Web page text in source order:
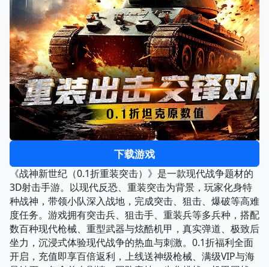
下载游戏
《战神新世纪（0.1折重装突击）》是一款现代战争题材的
3D射击手游。以现代反恐、重装突击为背景，玩家化身特
种战神，带领小队深入战地，完成突击、狙击、爆破等高难
度任务。游戏拥有突击兵、狙击手、重装兵等多兵种，搭配
数百种现代枪械、重型武器与炫酷机甲，真实弹道、极致后
坐力，沉浸式体验现代战争的热血与刺激。0.1折福利全面
开启，充值即享百倍返利，上线送神级枪械、满级VIP与海